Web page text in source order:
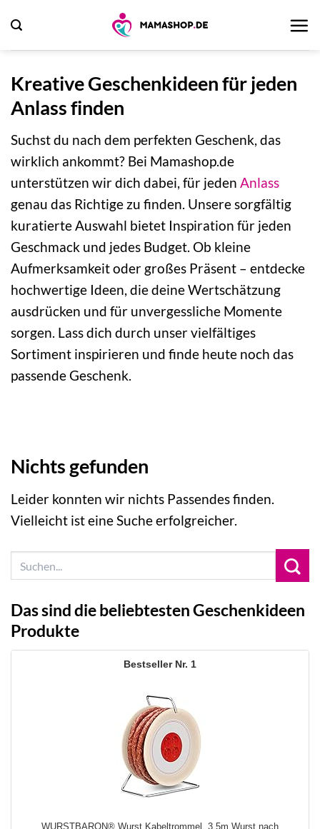
Inhalt
springen
Kreative Geschenkideen für jeden
Anlass finden
Suchst du nach dem perfekten Geschenk, das
wirklich ankommt? Bei Mamashop.de
unterstützen wir dich dabei, für jeden Anlass
genau das Richtige zu finden. Unsere sorgfältig
kuratierte Auswahl bietet Inspiration für jeden
Geschmack und jedes Budget. Ob kleine
Aufmerksamkeit oder großes Präsent – entdecke
hochwertige Ideen, die deine Wertschätzung
ausdrücken und für unvergessliche Momente
sorgen. Lass dich durch unser vielfältiges
Sortiment inspirieren und finde heute noch das
passende Geschenk.
Nichts gefunden
Leider konnten wir nichts Passendes finden.
Vielleicht ist eine Suche erfolgreicher.
Das sind die beliebtesten Geschenkideen
Produkte
1
WURSTBARON® Wurst Kabeltrommel, 3,5m Wurst nach